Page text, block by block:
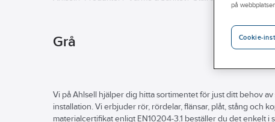
Grå
Vi på Ahlsell hjälper dig hitta sortimentet för just ditt behov
installation. Vi erbjuder rör, rördelar, flänsar, plåt, stång och
materialcertifikat enligt EN10204-3.1 beställer du det enkelt i
på
Cookie-